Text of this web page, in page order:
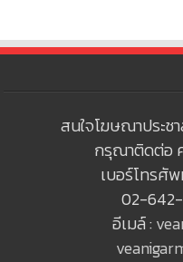
สนใจโฆษณาประ
กรุณาติดต่อ
เบอร์โทรศั
02-
อีเมล์ :